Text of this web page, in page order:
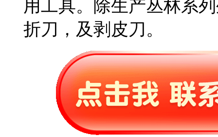
用工具。除生产丛林系
折刀，及剥皮刀。